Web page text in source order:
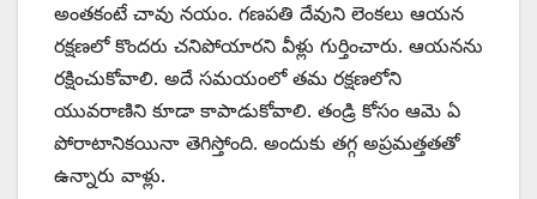
అంతకంటే చావు నయం. గణపతి దేవుని లెంకలు ఆయన
రక్షణలో కొందరు చనిపోయారని వీళ్లు గుర్తించారు. ఆయనను
రక్షించుకోవాలి. అదే సమయంలో తమ రక్షణలోని
యువరాణిని కూడా కాపాడుకోవాలి. తండ్రి కోసం ఆమె ఏ
పోరాటానికయినా తెగిస్తోంది. అందుకు తగ్గ అప్రమత్తతతో
ఉన్నారు వాళ్లు.